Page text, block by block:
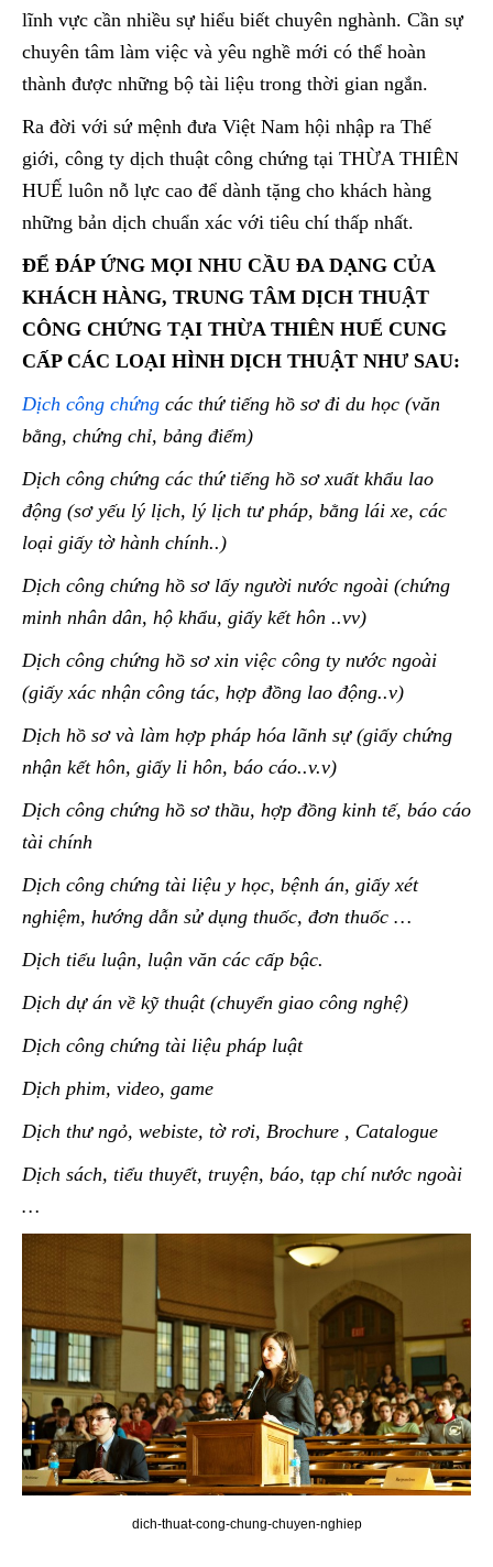
lĩnh vực cần nhiều sự hiểu biết chuyên nghành. Cần sự
chuyên tâm làm việc và yêu nghề mới có thể hoàn
thành được những bộ tài liệu trong thời gian ngắn.
Ra đời với sứ mệnh đưa Việt Nam hội nhập ra Thế
giới, công ty dịch thuật công chứng tại THỪA THIÊN
HUẾ luôn nỗ lực cao để dành tặng cho khách hàng
những bản dịch chuẩn xác với tiêu chí thấp nhất.
ĐỂ ĐÁP ỨNG MỌI NHU CẦU ĐA DẠNG CỦA
KHÁCH HÀNG, TRUNG TÂM DỊCH THUẬT
CÔNG CHỨNG TẠI THỪA THIÊN HUẾ CUNG
CẤP CÁC LOẠI HÌNH DỊCH THUẬT NHƯ SAU:
Dịch công chứng các thứ tiếng hồ sơ đi du học (văn
bằng, chứng chỉ, bảng điểm)
Dịch công chứng các thứ tiếng hồ sơ xuất khẩu lao
động (sơ yếu lý lịch, lý lịch tư pháp, bằng lái xe, các
loại giấy tờ hành chính..)
Dịch công chứng hồ sơ lấy người nước ngoài (chứng
minh nhân dân, hộ khẩu, giấy kết hôn ..vv)
Dịch công chứng hồ sơ xin việc công ty nước ngoài
(giấy xác nhận công tác, hợp đồng lao động..v)
Dịch hồ sơ và làm hợp pháp hóa lãnh sự (giấy chứng
nhận kết hôn, giấy li hôn, báo cáo..v.v)
Dịch công chứng hồ sơ thầu, hợp đồng kinh tế, báo cáo
tài chính
Dịch công chứng tài liệu y học, bệnh án, giấy xét
nghiệm, hướng dẫn sử dụng thuốc, đơn thuốc …
Dịch tiểu luận, luận văn các cấp bậc.
Dịch dự án về kỹ thuật (chuyển giao công nghệ)
Dịch công chứng tài liệu pháp luật
Dịch phim, video, game
Dịch thư ngỏ, webiste, tờ rơi, Brochure , Catalogue
Dịch sách, tiểu thuyết, truyện, báo, tạp chí nước ngoài
…
dich-thuat-cong-chung-chuyen-nghiep